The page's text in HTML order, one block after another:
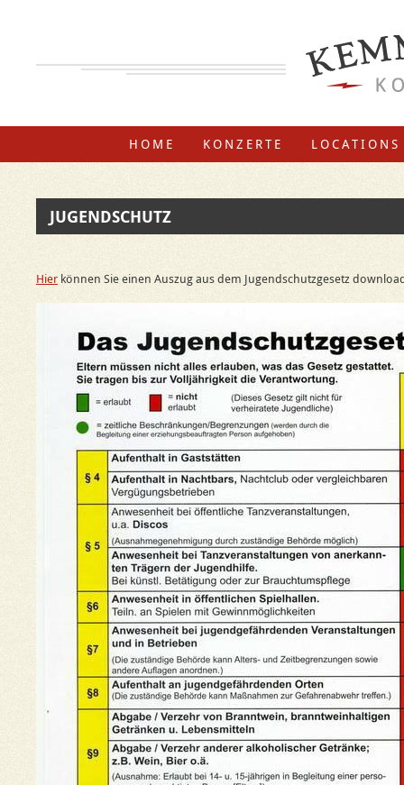
HOME KONZERTE LOCATIONS
JUGENDSCHUTZ
Hier können Sie einen Auszug aus dem Jugendschutzgesetz